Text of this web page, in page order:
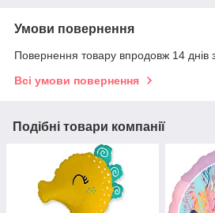
Умови повернення
Повернення товару впродовж 14 днів
Всі умови повернення
Подібні товари компанії